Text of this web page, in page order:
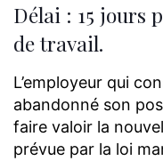
Délai : 15 jours
de travail.
L’employeur qui
abandonné son
faire valoir la
prévue par la loi